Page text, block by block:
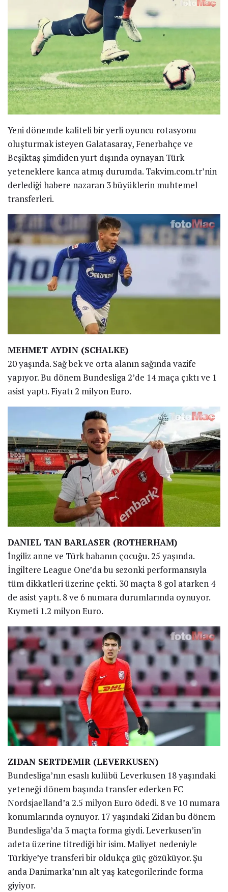
Yeni dönemde kaliteli bir yerli oyuncu rotasyonu
oluşturmak isteyen Galatasaray, Fenerbahçe ve
Beşiktaş şimdiden yurt dışında oynayan Türk
yeteneklere kanca atmış durumda. Takvim.com.tr’nin
derlediği habere nazaran 3 büyüklerin muhtemel
transferleri.
MEHMET AYDIN (SCHALKE)
20 yaşında. Sağ bek ve orta alanın sağında vazife
yapıyor. Bu dönem Bundesliga 2’de 14 maça çıktı ve 1
asist yaptı. Fiyatı 2 milyon Euro.
DANIEL TAN BARLASER (ROTHERHAM)
İngiliz anne ve Türk babanın çocuğu. 25 yaşında.
İngiltere League One’da bu sezonki performansıyla
tüm dikkatleri üzerine çekti. 30 maçta 8 gol atarken 4
de asist yaptı. 8 ve 6 numara durumlarında oynuyor.
Kıymeti 1.2 milyon Euro.
ZIDAN SERTDEMIR (LEVERKUSEN)
Bundesliga’nın esaslı kulübü Leverkusen 18 yaşındaki
yeteneği dönem başında transfer ederken FC
Nordsjaelland’a 2.5 milyon Euro ödedi. 8 ve 10 numara
konumlarında oynuyor. 17 yaşındaki Zidan bu dönem
Bundesliga’da 3 maçta forma giydi. Leverkusen’in
adeta üzerine titrediği bir isim. Maliyet nedeniyle
Türkiye’ye transferi bir oldukça güç gözüküyor. Şu
anda Danimarka’nın alt yaş kategorilerinde forma
giyiyor.